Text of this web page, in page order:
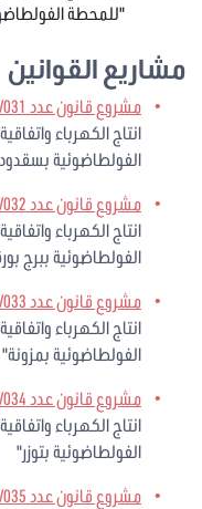
"للمحطة
مشاريع القوانين
مشروع قانون عدد 2021/031
انتاج الكهرباء
الفولطاضوئية
مشروع قانون عدد 2021/032
انتاج الكهرباء
الفولطاضوئية ببرج
مشروع قانون عدد 2021/033
انتاج الكهرباء
الفولطاضوئية بمزونة"
مشروع قانون عدد 2021/034
انتاج الكهرباء
الفولطاضوئية بتوزر"
مشروع قانون عدد 2021/035